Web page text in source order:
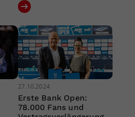
27.10.2024
Erste Bank Open:
78.000 Fans und